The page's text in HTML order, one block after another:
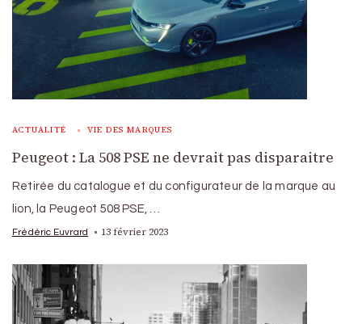
ACTUALITÉ VIE DES MARQUES
Peugeot : La 508 PSE ne devrait pas disparaitre
Retirée du catalogue et du configurateur de la marque au
lion, la Peugeot 508 PSE, …
Frédéric Euvrard 13 février 2023